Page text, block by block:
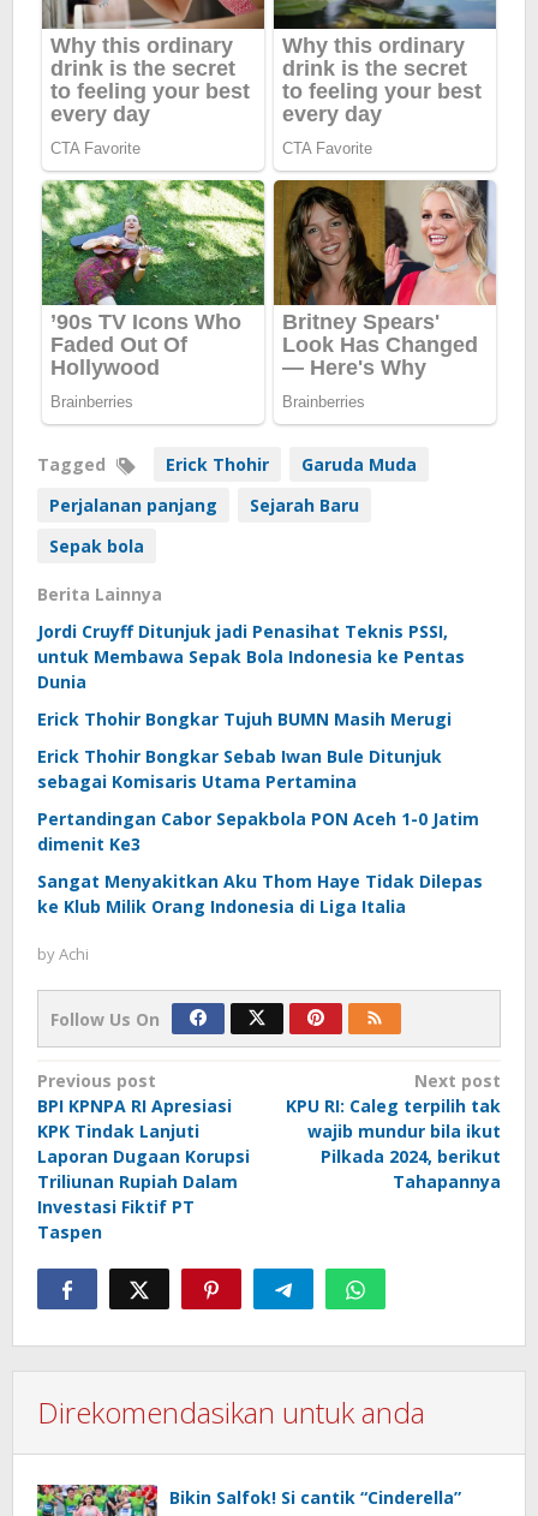
Tagged Erick Thohir
Garuda Muda
Perjalanan panjang
Sejarah Baru
Sepak bola
Berita Lainnya
Jordi Cruyff Ditunjuk jadi Penasihat Teknis PSSI,
untuk Membawa Sepak Bola Indonesia ke Pentas
Dunia
Erick Thohir Bongkar Tujuh BUMN Masih Merugi
Erick Thohir Bongkar Sebab Iwan Bule Ditunjuk
sebagai Komisaris Utama Pertamina
Pertandingan Cabor Sepakbola PON Aceh 1-0 Jatim
dimenit Ke3
Sangat Menyakitkan Aku Thom Haye Tidak Dilepas
ke Klub Milik Orang Indonesia di Liga Italia
byAchi
Follow Us On
Post
navigation
Previous post
BPI KPNPA RI Apresiasi
KPK Tindak Lanjuti
Laporan Dugaan Korupsi
Triliunan Rupiah Dalam
Investasi Fiktif PT
Taspen
Next post
KPU RI: Caleg terpilih tak
wajib mundur bila ikut
Pilkada 2024, berikut
Tahapannya
Direkomendasikan untuk anda
Bikin Salfok! Si cantik “Cinderella”